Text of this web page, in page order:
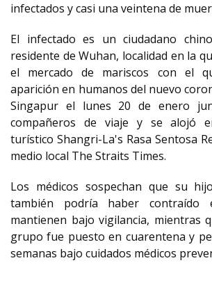
infectados y casi una veintena de
El infectado es un ciudadano
residente de Wuhan, localidad en la
el mercado de mariscos con el
aparición en humanos del nuevo
Singapur el lunes 20 de enero
compañeros de viaje y se alojó
turístico Shangri-La's Rasa Sentosa
medio local The Straits Times.
Los médicos sospechan que su
también podría haber
mantienen bajo vigilancia, mientras
grupo fue puesto en cuarentena y
semanas bajo cuidados médicos